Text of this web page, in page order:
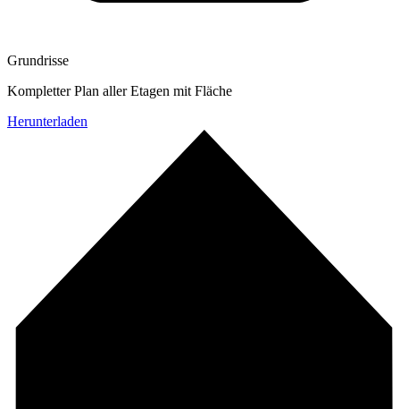
Grundrisse
Kompletter Plan aller Etagen mit Fläche
Herunterladen